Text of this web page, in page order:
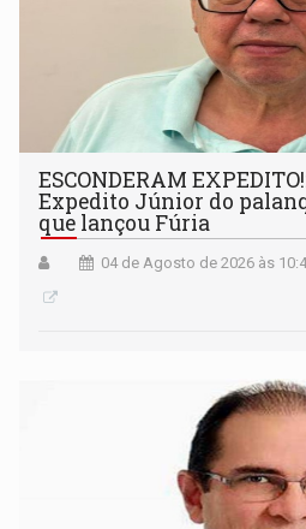
ESCONDERAM
Expedito Júnior do
que lançou Fúria
04 de Agosto de 2026 às